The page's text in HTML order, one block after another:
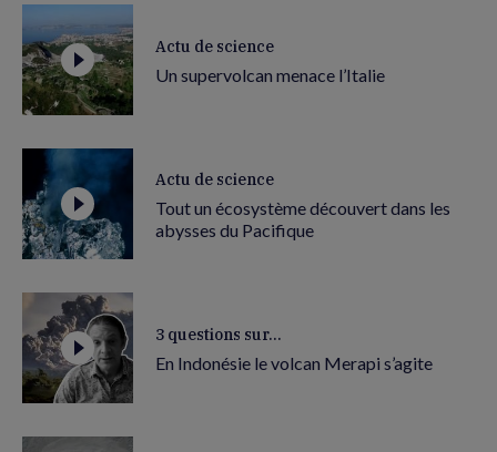
Actu de science
Un supervolcan menace l’Italie
Actu de science
Tout un écosystème découvert dans les
abysses du Pacifique
3 questions sur...
En Indonésie le volcan Merapi s’agite